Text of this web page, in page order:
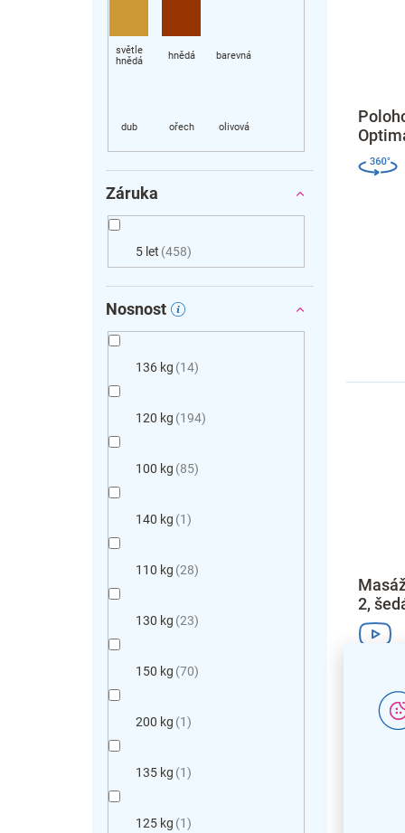
Záruka
5 let 458
Nosnost
136 kg 14
120 kg 194
100 kg 85
140 kg 1
110 kg 28
130 kg 23
150 kg 70
200 kg 1
135 kg 1
125 kg 1
2,